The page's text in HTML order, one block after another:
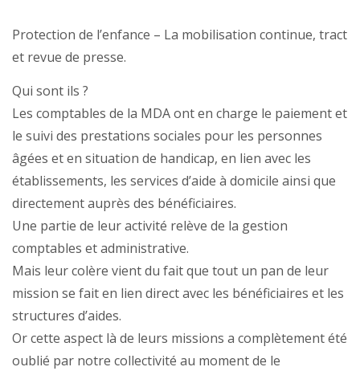
Protection de l’enfance – La mobilisation continue, tract
et revue de presse.
Qui sont ils ?
Les comptables de la MDA ont en charge le paiement et
le suivi des prestations sociales pour les personnes
âgées et en situation de handicap, en lien avec les
établissements, les services d’aide à domicile ainsi que
directement auprès des bénéficiaires.
Une partie de leur activité relève de la gestion
comptables et administrative.
Mais leur colère vient du fait que tout un pan de leur
mission se fait en lien direct avec les bénéficiaires et les
structures d’aides.
Or cette aspect là de leurs missions a complètement été
oublié par notre collectivité au moment de le